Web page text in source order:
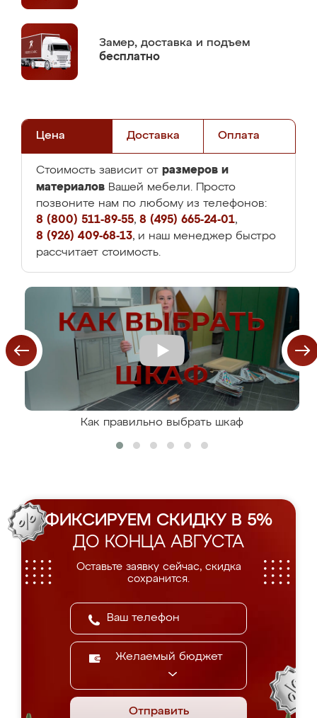
Замер, доставка и подъем
бесплатно
Цена Доставка Оплата
Стоимость зависит от размеров и
материалов Вашей мебели. Просто
позвоните нам по любому из телефонов:
8 (800) 511-89-55, 8 (495) 665-24-01,
8 (926) 409-68-13, и наш менеджер быстро
рассчитает стоимость.
Как правильно выбрать шкаф
ФИКСИРУЕМ СКИДКУ В 5%
ДО КОНЦА АВГУСТА
Оставьте заявку сейчас, скидка
сохранится.
Желаемый бюджет
Отправить